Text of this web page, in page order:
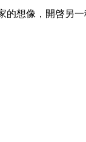
的想像，開啓另